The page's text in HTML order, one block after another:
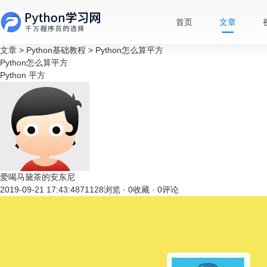
首页 文章
文章 > Python基础教程 > Python怎么算平方
Python怎么算平方
Python 平方
爱喝马黛茶的安东尼
2019-09-21 17:43:4871128浏览 · 0收藏 · 0评论